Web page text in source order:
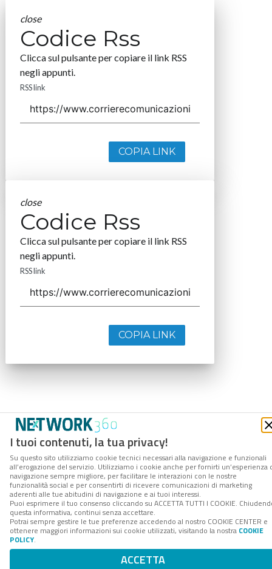
I tuoi contenuti, la tua privacy!
Su questo sito utilizziamo cookie tecnici necessari alla navigazione e funzionali
all’erogazione del servizio. Utilizziamo i cookie anche per fornirti un’esperienza
navigazione sempre migliore, per facilitare le interazioni con le nostre
funzionalità social e per consentirti di ricevere comunicazioni di marketing
aderenti alle tue abitudini di navigazione e ai tuoi interessi.
Puoi esprimere il tuo consenso cliccando su ACCETTA TUTTI I COOKIE.
questa informativa, continui senza accettare.
Potrai sempre gestire le tue preferenze accedendo al nostro COOKIE CENTER e
ottenere maggiori informazioni sui cookie utilizzati, visitando la nostra COOKIE
POLICY.
ACCETTA
close
Codice Rss
Clicca sul pulsante per copiare il link RSS
negli appunti.
RSS link
COPIA LINK
close
Codice Rss
Clicca sul pulsante per copiare il link RSS
negli appunti.
RSS link
COPIA LINK